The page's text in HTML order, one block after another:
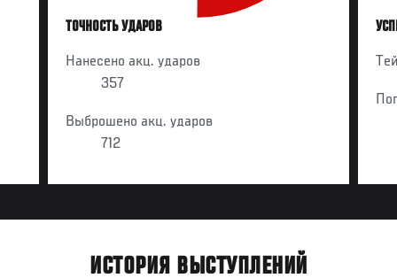
ТОЧНОСТЬ УДАРОВ
Нанесено акц. ударов
357
Выброшено акц. ударов
712
ИСТОРИЯ ВЫСТУПЛЕНИЙ